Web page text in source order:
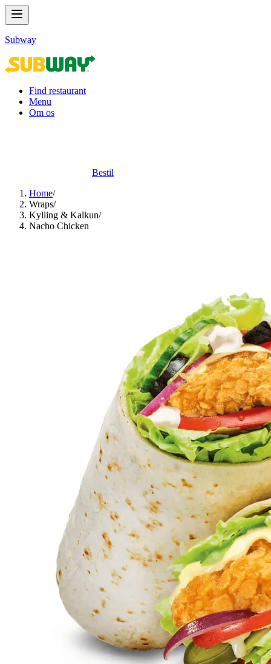
Subway
Find restaurant
Menu
Om os
Bestil
Home/
Wraps​​​​‌ ‍ ​‍​‍‌‍ ‌ ​‍‌‍‍‌‌‍‌ ‌‍‍‌‌‍ ‍​‍​‍​ ‍‍​‍​‍‌ ​ ‌‍​‌‌‍ ‍‌‍‍‌‌ ‌​‌ ‍‌​‍ ‍‌‍‍‌‌‍ ​‍​‍​‍ ​​‍​‍‌‍‍​‌ ​‍‌‍‌‌‌‍‌‍​‍​‍​ ‍‍​‍​‍‌‍‍​‌ ‌​‌ ‌​‌ ​​‌ ​ ​ ‍‍​‍ ​‍ ‌‍ ‍‌‍ ‌ ​‍‌‍‌​‌‍‍‌‌‍​ ​‍ ‌‌‍​‍‌‍‍‌‌ ‌​‌‍‌‌‌ ​ ​‍ ‌‌‍‌ ‌ ​‍‌‍ ‌ ‌‌‌ ​​​‍ ‌‌ ​ ‌ ‌​‌ ‌‌‌‍‌​‌‍‍‌‌‍ ​‍ ‍‌ ‌‍‌‍‌‌‌ ​‍‌‍​ ‌‍‌‌‌‍ ​​‍ ‍‌‍​‌‌ ​​‌ ​​​‍ ‌‍‍‌‌‍ ‍‌ ‌​‌‍‌‌‌‍ ‍‌ ‌​​‍ ‌‍‌‌‌‍‌​‌‍‍‌‌ ‌​​‍ ‌‍ ‌‌‍ ‌‍‌​‌‍‌‌​ ‌‌ ​​‌ ​‍‌‍‌‌‌ ​ ‌‍‌‌‌‍ ‍‌ ‌​‌‍​‌‌ ‌​‌‍‍‌‌‍ ‌‍ ‍​ ‍ ‌‍‍‌‌‍‌​​ ‌‌‍​‌‌‍‌‌‌‍‌‌​ ​‍‌‍​ ​ ​‌​ ​‍​ ‍​​‍ ‌‌‍‌‍‌‍​ ‌‍‌‌‌‍‌​​‍ ‌​ ‌​​ ​‍​ ​‍​ ‍‌​‍ ‌‌‍​‍​ ‌‍​ ‌‌‌‍​‌​‍ ‌‌‍​ ‌‍​ ‌‍​‌​ ​‌‌‍​‌​ ‌‌‌‍‌‌​ ​​​ ‌‌‌‍​‌‌‍‌​​ ​‌​ ‍ ‌ ‌​‌ ‍‌‌ ​​‌‍‌‌​ ‌‌‍​ ‌‍​‌‌ ‌​‌‍‌‌‌‍‌ ‌‍ ‌ ​‍‌ ‍‌​ ‍ ‌ ​​‌‍​‌‌ ‌​‌‍‍​​ ‌‌‍ ‍‌‍​‌‌‍ ‌‌‍‌‌​‍‌‌​ ‌‌‌​​‍‌‌ ‌‍‍ ‌‍‌‌‌ ‍‌​‍‌‌​ ​ ‌​‌​​‍‌‌​ ​ ‌​‌​​‍‌‌​ ​‍​ ​‍‌‍‌​‌‍​‌​‍‌‌​ ​‍​ ​‍​‍‌‌​ ‌‌‌​‌​​‍ ‍‌ ‌‍‌‍​‌‌‍ ​‌ ‌‌‌‍‌‌​ ‌‍​‍‌‍​‌‌ ​ ‌‍‌‌‌‌‌‌‌ ​‍‌‍ ​​ ‌‌‍‍​‌ ‌​‌ ‌​‌ ​​‌ ​ ​‍‌‌​ ​ ‌​​‌​‍‌‌​ ​‍‌​‌‍​‍‌‌​ ​‍‌​‌‍‌‍ ‍‌‍ ‌ ​‍‌‍‌​‌‍‍‌‌‍​ ​‍ ‌‌‍​‍‌‍‍‌‌ ‌​‌‍‌‌‌ ​ ​‍ ‌‌‍‌ ‌ ​‍‌‍ ‌ ‌‌‌ ​​​‍ ‌‌ ​ ‌ ‌​‌ ‌‌‌‍‌​‌‍‍‌‌‍ ​‍ ‍‌ ‌‍‌‍‌‌‌ ​‍‌‍​ ‌‍‌‌‌‍ ​​‍ ‍‌‍​‌‌ ​​‌ ​​​‍‌‍‌‍‍‌‌‍‌​​ ‌‌‍​‌‌‍‌‌‌‍‌‌​ ​‍‌‍​ ​ ​‌​ ​‍​ ‍​​‍ ‌‌‍‌‍‌‍​ ‌‍‌‌‌‍‌​​‍ ‌​ ‌​​ ​‍​ ​‍​ ‍‌​‍ ‌‌‍​‍​ ‌‍​ ‌‌‌‍​‌​‍ ‌‌‍​ ‌‍​ ‌‍​‌​ ​‌‌‍​‌​ ‌‌‌‍‌‌​ ​​​ ‌‌‌‍​‌‌‍‌​​ ​‌​‍‌‍‌ ‌​‌ ‍‌‌ ​​‌‍‌‌​ ‌‌‍​ ‌‍​‌‌ ‌​‌‍‌‌‌‍‌ ‌‍ ‌ ​‍‌ ‍‌​‍‌‍‌ ​​‌‍​‌‌ ‌​‌‍‍​​ ‌‌‍ ‍‌‍​‌‌‍ ‌‌‍‌‌​‍‌‌​ ‌‌‌​​‍‌‌ ‌‍‍ ‌‍‌‌‌ ‍‌​‍‌‌​ ​ ‌​‌​​‍‌‌​ ​ ‌​‌​​‍‌‌​ ​‍​ ​‍‌‍‌​‌‍​‌​‍‌‌​ ​‍​ ​‍​‍‌‌​ ‌‌‌​‌​​‍ ‍‌ ‌‍‌‍​‌‌‍ ​‌ ‌‌‌‍‌‌​‍‌‍‌ ​​‌‍‌‌‌ ​‍‌ ​ ‌ ​​‌‍‌‌‌‍​ ‌ ‌​‌‍‍‌‌ ‌‍‌‍‌‌​ ‌‌ ​​‌ ‌‌‌‍​‍‌‍ ​‌‍‍‌‌ ​ ‌‍‍​‌‍‌‌‌‍‌​​‍​‍‌ ‌/
Kylling & Kalkun​​​​‌ ‍ ​‍​‍‌‍ ‌ ​‍‌‍‍‌‌‍‌ ‌‍‍‌‌‍ ‍​‍​‍​ ‍‍​‍​‍‌ ​ ‌‍​‌‌‍ ‍‌‍‍‌‌ ‌​‌ ‍‌​‍ ‍‌‍‍‌‌‍ ​‍​‍​‍ ​​‍​‍‌‍‍​‌ ​‍‌‍‌‌‌‍‌‍​‍​‍​ ‍‍​‍​‍‌‍‍​‌ ‌​‌ ‌​‌ ​​‌ ​ ​ ‍‍​‍ ​‍ ‌‍ ‍‌‍ ‌ ​‍‌‍‌​‌‍‍‌‌‍​ ​‍ ‌‌‍​‍‌‍‍‌‌ ‌​‌‍‌‌‌ ​ ​‍ ‌‌‍‌ ‌ ​‍‌‍ ‌ ‌‌‌ ​​​‍ ‌‌ ​ ‌ ‌​‌ ‌‌‌‍‌​‌‍‍‌‌‍ ​‍ ‍‌ ‌‍‌‍‌‌‌ ​‍‌‍​ ‌‍‌‌‌‍ ​​‍ ‍‌‍​‌‌ ​​‌ ​​​‍ ‌‍‍‌‌‍ ‍‌ ‌​‌‍‌‌‌‍ ‍‌ ‌​​‍ ‌‍‌‌‌‍‌​‌‍‍‌‌ ‌​​‍ ‌‍ ‌‌‍ ‌‍‌​‌‍‌‌​ ‌‌ ​​‌ ​‍‌‍‌‌‌ ​ ‌‍‌‌‌‍ ‍‌ ‌​‌‍​‌‌ ‌​‌‍‍‌‌‍ ‌‍ ‍​ ‍ ‌‍‍‌‌‍‌​​ ‌‌‍‌‌​ ‍‌​ ‌‍‌‍​ ‌‍‌‌‌‍​ ‌‍​‍‌‍​ ​‍ ‌​ ​‌​ ‌‌‌‍‌​​ ‌‍​‍ ‌​ ‌​​ ‍‌‌‍​‍‌‍‌‍​‍ ‌‌‍​‍‌‍‌‌​ ‌‍‌‍‌‌​‍ ‌​ ‌ ‌‍​‌‌‍‌‌​ ‌ ‌‍‌‌‌‍​‌​ ​‌‌‍‌‌‌‍​ ​ ​‍‌‍​‍‌‍​‍​ ‍ ‌ ‌​‌ ‍‌‌ ​​‌‍‌‌​ ‌‌ ​ ‌ ‌‌‌‍​‍‌‍​ ‌‍​‌‌ ‌​‌‍‌‌‌‍‌ ‌‍ ‌ ​‍‌ ‍‌​ ‍ ‌ ​​‌‍​‌‌ ‌​‌‍‍​​ ‌‌‍ ‍‌‍​‌‌‍ ‌‌‍‌‌​‍‌‌​ ‌‌‌​​‍‌‌ ‌‍‍ ‌‍‌‌‌ ‍‌​‍‌‌​ ​ ‌​‌​​‍‌‌​ ​ ‌​‌​​‍‌‌​ ​‍​ ​‍‌‍‌​‌‍​‌​‍‌‌​ ​‍​ ​‍​‍‌‌​ ‌‌‌​‌​​‍ ‍‌ ‌‍‌‍​‌‌‍ ​‌ ‌‌‌‍‌‌​ ‌‍​‍‌‍​‌‌ ​ ‌‍‌‌‌‌‌‌‌ ​‍‌‍ ​​ ‌‌‍‍​‌ ‌​‌ ‌​‌ ​​‌ ​ ​‍‌‌​ ​ ‌​​‌​‍‌‌​ ​‍‌​‌‍​‍‌‌​ ​‍‌​‌‍‌‍ ‍‌‍ ‌ ​‍‌‍‌​‌‍‍‌‌‍​ ​‍ ‌‌‍​‍‌‍‍‌‌ ‌​‌‍‌‌‌ ​ ​‍ ‌‌‍‌ ‌ ​‍‌‍ ‌ ‌‌‌ ​​​‍ ‌‌ ​ ‌ ‌​‌ ‌‌‌‍‌​‌‍‍‌‌‍ ​‍ ‍‌ ‌‍‌‍‌‌‌ ​‍‌‍​ ‌‍‌‌‌‍ ​​‍ ‍‌‍​‌‌ ​​‌ ​​​‍‌‍‌‍‍‌‌‍‌​​ ‌‌‍‌‌​ ‍‌​ ‌‍‌‍​ ‌‍‌‌‌‍​ ‌‍​‍‌‍​ ​‍ ‌​ ​‌​ ‌‌‌‍‌​​ ‌‍​‍ ‌​ ‌​​ ‍‌‌‍​‍‌‍‌‍​‍ ‌‌‍​‍‌‍‌‌​ ‌‍‌‍‌‌​‍ ‌​ ‌ ‌‍​‌‌‍‌‌​ ‌ ‌‍‌‌‌‍​‌​ ​‌‌‍‌‌‌‍​ ​ ​‍‌‍​‍‌‍​‍​‍‌‍‌ ‌​‌ ‍‌‌ ​​‌‍‌‌​ ‌‌ ​ ‌ ‌‌‌‍​‍‌‍​ ‌‍​‌‌ ‌​‌‍‌‌‌‍‌ ‌‍ ‌ ​‍‌ ‍‌​‍‌‍‌ ​​‌‍​‌‌ ‌​‌‍‍​​ ‌‌‍ ‍‌‍​‌‌‍ ‌‌‍‌‌​‍‌‌​ ‌‌‌​​‍‌‌ ‌‍‍ ‌‍‌‌‌ ‍‌​‍‌‌​ ​ ‌​‌​​‍‌‌​ ​ ‌​‌​​‍‌‌​ ​‍​ ​‍‌‍‌​‌‍​‌​‍‌‌​ ​‍​ ​‍​‍‌‌​ ‌‌‌​‌​​‍ ‍‌ ‌‍‌‍​‌‌‍ ​‌ ‌‌‌‍‌‌​‍‌‍‌ ​​‌‍‌‌‌ ​‍‌ ​ ‌ ​​‌‍‌‌‌‍​ ‌ ‌​‌‍‍‌‌ ‌‍‌‍‌‌​ ‌‌ ​​‌ ‌‌‌‍​‍‌‍ ​‌‍‍‌‌ ​ ‌‍‍​‌‍‌‌‌‍‌​​‍​‍‌ ‌/
Nacho Chicken​​​​‌ ‍ ​‍​‍‌‍ ‌ ​‍‌‍‍‌‌‍‌ ‌‍‍‌‌‍ ‍​‍​‍​ ‍‍​‍​‍‌ ​ ‌‍​‌‌‍ ‍‌‍‍‌‌ ‌​‌ ‍‌​‍ ‍‌‍‍‌‌‍ ​‍​‍​‍ ​​‍​‍‌‍‍​‌ ​‍‌‍‌‌‌‍‌‍​‍​‍​ ‍‍​‍​‍‌‍‍​‌ ‌​‌ ‌​‌ ​​‌ ​ ​ ‍‍​‍ ​‍ ‌‍ ‍‌‍ ‌ ​‍‌‍‌​‌‍‍‌‌‍​ ​‍ ‌‌‍​‍‌‍‍‌‌ ‌​‌‍‌‌‌ ​ ​‍ ‌‌‍‌ ‌ ​‍‌‍ ‌ ‌‌‌ ​​​‍ ‌‌ ​ ‌ ‌​‌ ‌‌‌‍‌​‌‍‍‌‌‍ ​‍ ‍‌ ‌‍‌‍‌‌‌ ​‍‌‍​ ‌‍‌‌‌‍ ​​‍ ‍‌‍​‌‌ ​​‌ ​​​‍ ‌‍‍‌‌‍ ‍‌ ‌​‌‍‌‌‌‍ ‍‌ ‌​​‍ ‌‍‌‌‌‍‌​‌‍‍‌‌ ‌​​‍ ‌‍ ‌‌‍ ‌‍‌​‌‍‌‌​ ‌‌ ​​‌ ​‍‌‍‌‌‌ ​ ‌‍‌‌‌‍ ‍‌ ‌​‌‍​‌‌ ‌​‌‍‍‌‌‍ ‌‍ ‍​ ‍ ‌‍‍‌‌‍‌​​ ‌​ ‌‌​ ‍​​ ​ ‌‍‌​‌‍​ ​ ‌​‌‍‌​‌‍‌‍​‍ ‌‌‍​ ​ ‌‍‌‍​ ​ ​‌​‍ ‌​ ‌​​ ‌ ​ ‌‌​ ‌​​‍ ‌‌‍​‌​ ‌ ‌‍​‍​ ​‍​‍ ‌​ ‌ ‌‍‌​‌‍‌‍​ ​‌​ ​‌​ ​‌​ ‍‌‌‍‌​‌‍​ ‌‍​ ‌‍‌​​ ​‌​ ‍ ‌ ‌​‌ ‍‌‌ ​​‌‍‌‌​ ‌‌ ​​‌ ​‍‌‍ ‌‍‌​‌ ‌‌‌‍​ ‌ ‌​​ ‍ ‌ ​​‌‍​‌‌ ‌​‌‍‍​​ ‌‌‍ ‍‌‍​‌‌‍ ‌‌‍‌‌​‍‌‌​ ‌‌‌​​‍‌‌ ‌‍‍ ‌‍‌‌‌ ‍‌​‍‌‌​ ​ ‌​‌​​‍‌‌​ ​ ‌​‌​​‍‌‌​ ​‍​ ​‍‌‍‌​‌‍​‌​‍‌‌​ ​‍​ ​‍​‍‌‌​ ‌‌‌​‌​​‍ ‍‌ ‌‍‌‍​‌‌‍ ​‌ ‌‌‌‍‌‌​ ‌‍​‍‌‍​‌‌ ​ ‌‍‌‌‌‌‌‌‌ ​‍‌‍ ​​ ‌‌‍‍​‌ ‌​‌ ‌​‌ ​​‌ ​ ​‍‌‌​ ​ ‌​​‌​‍‌‌​ ​‍‌​‌‍​‍‌‌​ ​‍‌​‌‍‌‍ ‍‌‍ ‌ ​‍‌‍‌​‌‍‍‌‌‍​ ​‍ ‌‌‍​‍‌‍‍‌‌ ‌​‌‍‌‌‌ ​ ​‍ ‌‌‍‌ ‌ ​‍‌‍ ‌ ‌‌‌ ​​​‍ ‌‌ ​ ‌ ‌​‌ ‌‌‌‍‌​‌‍‍‌‌‍ ​‍ ‍‌ ‌‍‌‍‌‌‌ ​‍‌‍​ ‌‍‌‌‌‍ ​​‍ ‍‌‍​‌‌ ​​‌ ​​​‍‌‍‌‍‍‌‌‍‌​​ ‌​ ‌‌​ ‍​​ ​ ‌‍‌​‌‍​ ​ ‌​‌‍‌​‌‍‌‍​‍ ‌‌‍​ ​ ‌‍‌‍​ ​ ​‌​‍ ‌​ ‌​​ ‌ ​ ‌‌​ ‌​​‍ ‌‌‍​‌​ ‌ ‌‍​‍​ ​‍​‍ ‌​ ‌ ‌‍‌​‌‍‌‍​ ​‌​ ​‌​ ​‌​ ‍‌‌‍‌​‌‍​ ‌‍​ ‌‍‌​​ ​‌​‍‌‍‌ ‌​‌ ‍‌‌ ​​‌‍‌‌​ ‌‌ ​​‌ ​‍‌‍ ‌‍‌​‌ ‌‌‌‍​ ‌ ‌​​‍‌‍‌ ​​‌‍​‌‌ ‌​‌‍‍​​ ‌‌‍ ‍‌‍​‌‌‍ ‌‌‍‌‌​‍‌‌​ ‌‌‌​​‍‌‌ ‌‍‍ ‌‍‌‌‌ ‍‌​‍‌‌​ ​ ‌​‌​​‍‌‌​ ​ ‌​‌​​‍‌‌​ ​‍​ ​‍‌‍‌​‌‍​‌​‍‌‌​ ​‍​ ​‍​‍‌‌​ ‌‌‌​‌​​‍ ‍‌ ‌‍‌‍​‌‌‍ ​‌ ‌‌‌‍‌‌​‍‌‍‌ ​​‌‍‌‌‌ ​‍‌ ​ ‌ ​​‌‍‌‌‌‍​ ‌ ‌​‌‍‍‌‌ ‌‍‌‍‌‌​ ‌‌ ​​‌ ‌‌‌‍​‍‌‍ ​‌‍‍‌‌ ​ ‌‍‍​‌‍‌‌‌‍‌​​‍​‍‌ ‌